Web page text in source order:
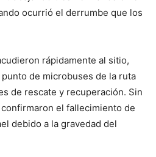
ocurrió el derrumbe que los
rápidamente al sitio,
de microbuses de la ruta
de rescate y recuperación. Sin
el fallecimiento de
debido a la gravedad del